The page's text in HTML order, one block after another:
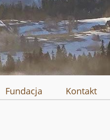
Fundacja Kontakt